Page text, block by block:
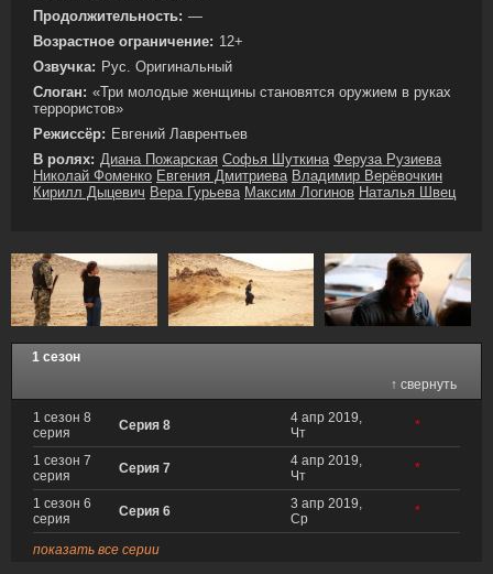
Продолжительность: —
Возрастное ограничение: 12+
Озвучка: Рус. Оригинальный
Слоган: «Три молодые женщины становятся оружием в руках
террористов»
Режиссёр: Евгений Лаврентьев
В ролях: Диана Пожарская Софья Шуткина Феруза Рузиева
Николай Фоменко Евгения Дмитриева Владимир Верёвочкин
Кирилл Дыцевич Вера Гурьева Максим Логинов Наталья Швец
1 сезон
↑ свернуть
1 сезон 8
серия
Серия 8
4 апр 2019,
Чт
*
1 сезон 7
серия
Серия 7
4 апр 2019,
Чт
*
1 сезон 6
серия
Серия 6
3 апр 2019,
Ср
*
показать все серии